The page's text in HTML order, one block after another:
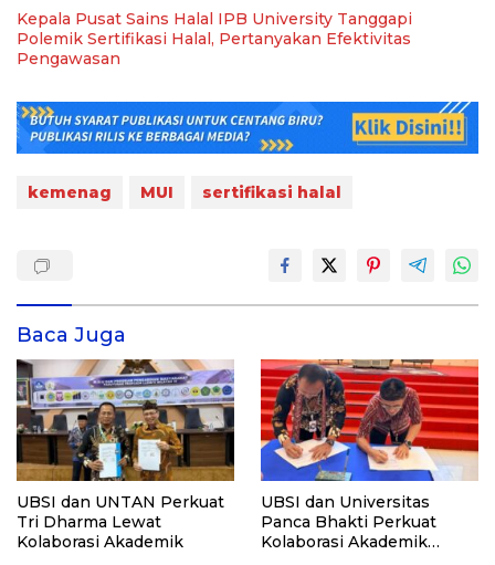
Kepala Pusat Sains Halal IPB University Tanggapi
Polemik Sertifikasi Halal, Pertanyakan Efektivitas
Pengawasan
kemenag MUI sertifikasi halal
Baca Juga
UBSI dan UNTAN Perkuat
Tri Dharma Lewat
Kolaborasi Akademik
UBSI dan Universitas
Panca Bhakti Perkuat
Kolaborasi Akademik